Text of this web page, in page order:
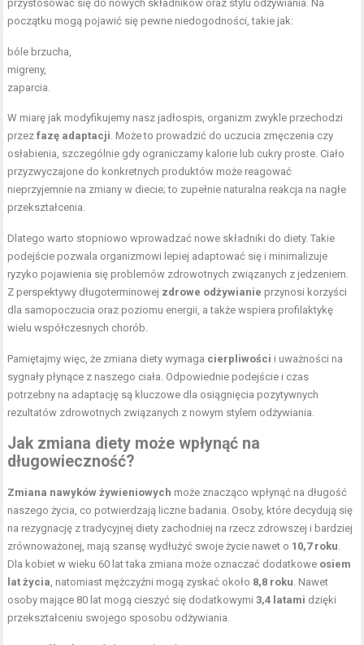
przystosować się do nowych składników oraz stylu odżywiania. Na
początku mogą pojawić się pewne niedogodności, takie jak:
bóle brzucha,
migreny,
zaparcia.
W miarę jak modyfikujemy nasz jadłospis, organizm zwykle przechodzi
przezfazę adaptacji. Może to prowadzić do uczucia zmęczenia czy
osłabienia, szczególnie gdy ograniczamy kalorie lub cukry proste. Ciało
przyzwyczajone do konkretnych produktów może reagować
nieprzyjemnie na zmiany w diecie; to zupełnie naturalna reakcja na nagłe
przekształcenia.
Dlatego warto stopniowo wprowadzać nowe składniki do diety. Takie
podejście pozwala organizmowi lepiej adaptować się i minimalizuje
ryzyko pojawienia się problemów zdrowotnych związanych z jedzeniem.
Z perspektywy długoterminowej zdrowe odżywianie przynosi korzyści
dla samopoczucia oraz poziomu energii, a także wspiera profilaktykę
wielu współczesnych chorób.
Pamiętajmy więc, że zmiana diety wymaga cierpliwości i uważności na
sygnały płynące z naszego ciała. Odpowiednie podejście i czas
potrzebny na adaptację są kluczowe dla osiągnięcia pozytywnych
rezultatów zdrowotnych związanych z nowym stylem odżywiania.
Jak zmiana diety może wpłynąć na
długowieczność?
Zmiana nawyków żywieniowych może znacząco wpłynąć na długość
naszego życia, co potwierdzają liczne badania. Osoby, które decydują się
na rezygnację z tradycyjnej diety zachodniej na rzecz zdrowszej i bardziej
zrównoważonej, mają szansę wydłużyć swoje życie nawet o 10,7 roku.
Dla kobiet w wieku 60 lat taka zmiana może oznaczać dodatkowe osiem
lat życia, natomiast mężczyźni mogą zyskać około 8,8 roku. Nawet
osoby mające 80 lat mogą cieszyć się dodatkowymi3,4 latami dzięki
przekształceniu swojego sposobu odżywiania.